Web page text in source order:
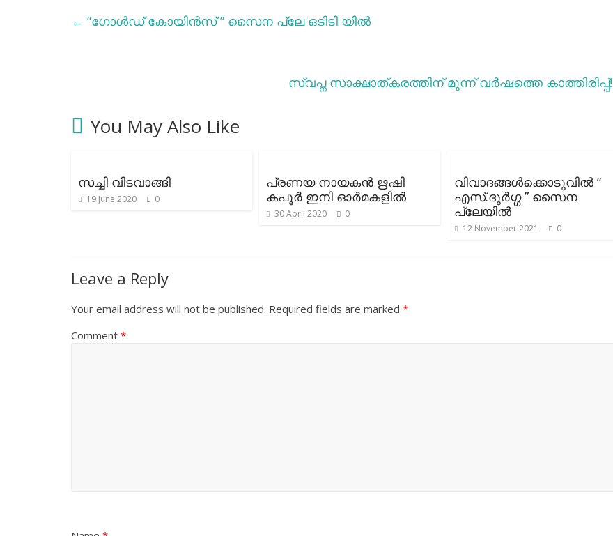
← “ഗോൾഡ് കോയിൻസ് ” സൈന പ്ലേ ഒടിടി യിൽ
സ്വപ്ന സാക്ഷാത്കരത്തിന് മൂന്ന് വർഷത്തെ കാത്തിരിപ്പ്!
You May Also Like
സച്ചി വിടവാങ്ങി
19 June 2020 0
പ്രണയ നായകൻ ഋഷി
കപൂർ ഇനി ഓർമകളിൽ
30 April 2020 0
വിവാദങ്ങള്‍ക്കൊടുവില്‍ ”
എസ്.ദുർഗ്ഗ ” സൈന
പ്ലേയിൽ
12 November 2021 0
Leave a Reply
Your email address will not be published. Required fields are marked *
Comment *